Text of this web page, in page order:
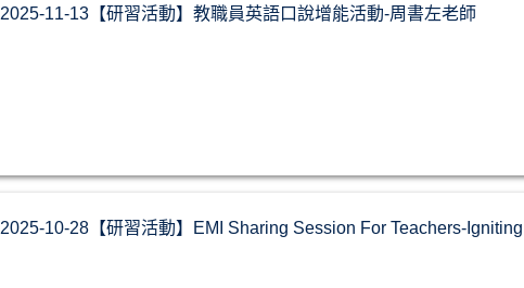
2025-11-13【研習活動】教職員英語口說增能活動-周書左老師
2025-10-28【研習活動】EMI Sharing Session For Teachers-